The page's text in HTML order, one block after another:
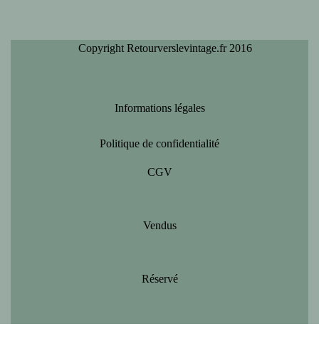
Copyright Retourverslevintage.fr 2016
Informations légales
Politique de confidentialité
CGV
Vendus
Réservé